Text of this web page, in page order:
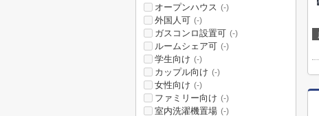
オープンハウス (-)
外国人可 (-)
ガスコンロ設置可 (-)
ルームシェア可 (-)
学生向け (-)
カップル向け (-)
女性向け (-)
ファミリー向け (-)
室内洗濯機置場 (-)